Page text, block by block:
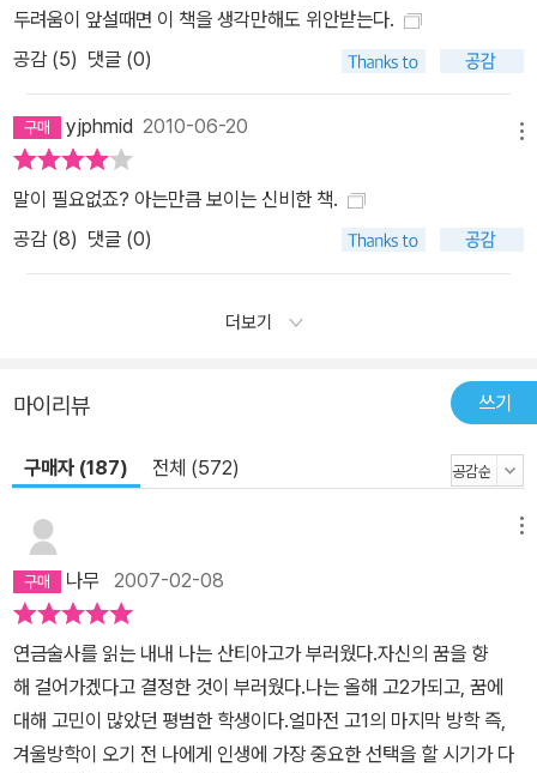
두려움이 앞설때면 이 책을 생각만해도 위안받는다.
공감 (5) 댓글 (0)
yjphmid 2010-06-20
말이 필요없죠? 아는만큼 보이는 신비한 책.
공감 (8) 댓글 (0)
더보기
마이리뷰 쓰기
구매자 (187) 전체 (572)
나무 2007-02-08
연금술사를 읽는 내내 나는 산티아고가 부러웠다.자신의 꿈을 향
해 걸어가겠다고 결정한 것이 부러웠다.나는 올해 고2가되고, 꿈에
대해 고민이 많았던 평범한 학생이다.얼마전 고1의 마지막 방학 즉,
겨울방학이 오기 전 나에게 인생에 가장 중요한 선택을 할 시기가 다